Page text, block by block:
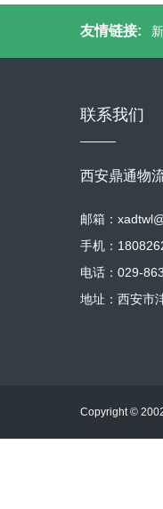
友情链接:
联系我们
西安鼎通物
邮箱：
手机：
电话：029-
地址：西安市
Copyright ©